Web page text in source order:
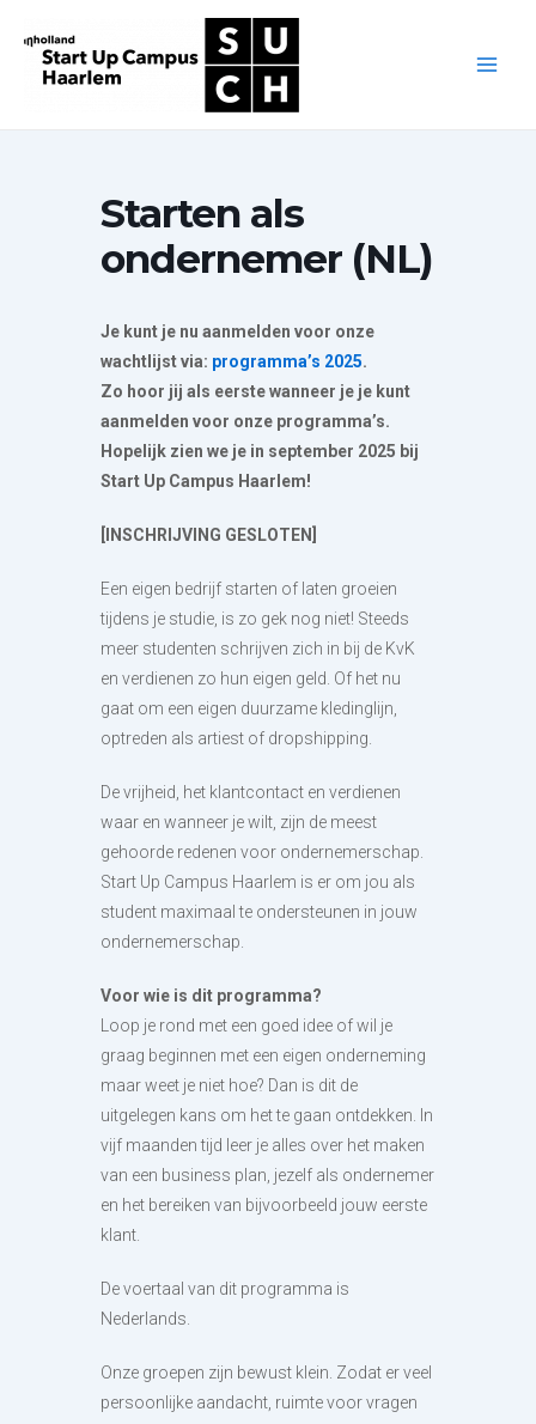
naar
Starten als
ondernemer (NL)
Je kunt je nu aanmelden voor onze
wachtlijst via: programma’s 2025.
Zo hoor jij als eerste wanneer je je kunt
aanmelden voor onze programma’s.
Hopelijk zien we je in september 2025 bij
Start Up Campus Haarlem!
[INSCHRIJVING GESLOTEN]
Een eigen bedrijf starten of laten groeien
tijdens je studie, is zo gek nog niet! Steeds
meer studenten schrijven zich in bij de KvK
en verdienen zo hun eigen geld. Of het nu
gaat om een eigen duurzame kledinglijn,
optreden als artiest of dropshipping.
De vrijheid, het klantcontact en verdienen
waar en wanneer je wilt, zijn de meest
gehoorde redenen voor ondernemerschap.
Start Up Campus Haarlem is er om jou als
student maximaal te ondersteunen in jouw
ondernemerschap.
Voor wie is dit programma?
Loop je rond met een goed idee of wil je
graag beginnen met een eigen onderneming
maar weet je niet hoe? Dan is dit de
uitgelegen kans om het te gaan ontdekken. In
vijf maanden tijd leer je alles over het maken
van een business plan, jezelf als ondernemer
en het bereiken van bijvoorbeeld jouw eerste
klant.
De voertaal van dit programma is
Nederlands.
Onze groepen zijn bewust klein. Zodat er veel
persoonlijke aandacht, ruimte voor vragen